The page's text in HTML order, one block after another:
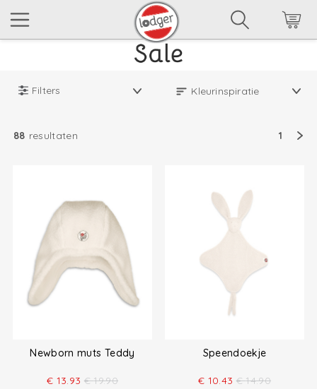
Filters
88 resultaten 1
Newborn muts Teddy
€ 13.93 € 19.90
Speendoekje
€ 10.43 € 14.90